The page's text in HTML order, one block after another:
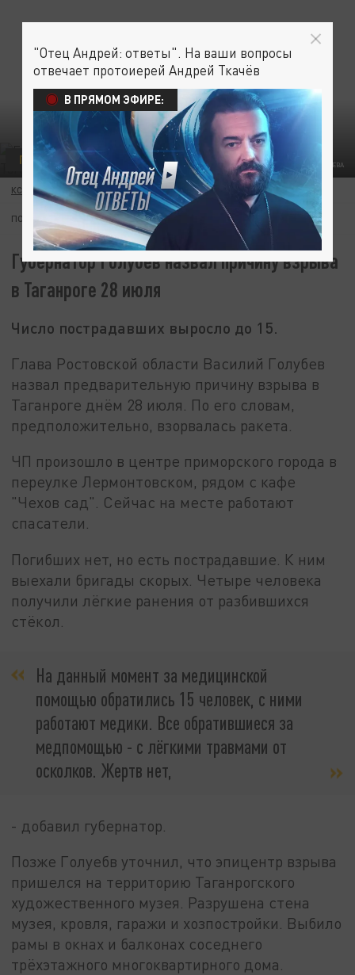
ФОТО: ТЕЛЕГРАМ-КАНАЛ ВАСИЛИЯ ГОЛУБЕВА
ПРОИСШЕСТВИЯ
КСЕНИЯ ПОЛЕЕВА 28 ИЮЛЯ 16:59
ПОДПИШИТЕСЬ:
Губернатор Голубев назвал причину взрыва
в Таганроге 28 июля
Число пострадавших выросло до 15.
Глава Ростовской области Василий Голубев
назвал предварительную причину взрыва в
Таганроге днём 28 июля. По его словам,
предположительно, взорвалась ракета.
ЧП произошло в центре приморского города в
переулке Лермонтовском, рядом с кафе
"Чехов сад". Сейчас на месте работают
спасатели.
Погибших нет, но есть пострадавшие. К ним
выехали бригады скорых. Четыре человека
получили лёгкие ранения от разбившихся
стёкол.
На данный момент за медицинской
помощью обратились 15 человек, с ними
работают медики. Все обратившиеся за
медпомощью - с лёгкими травмами от
осколков. Жертв нет,
- добавил губернатор.
Позже Голуебв уточнил, что эпицентр взрыва
пришелся на территорию Таганрогского
художественного музея. Разрушена стена
музея, кровля, гаражи и хозпостройки. Выбило
рамы в окнах и балконах соседнего
трёхэтажного многоквартирного дома.
"Отец Андрей: ответы". На ваши вопросы
отвечает протоиерей Андрей Ткачёв
В ПРЯМОМ ЭФИРЕ: